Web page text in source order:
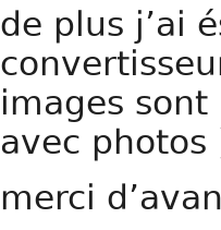
de plus j’ai
images
avec photos
merci